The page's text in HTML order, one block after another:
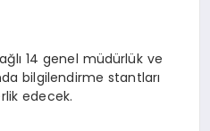
14 genel müdürlük ve
bilgilendirme stantları
edecek.